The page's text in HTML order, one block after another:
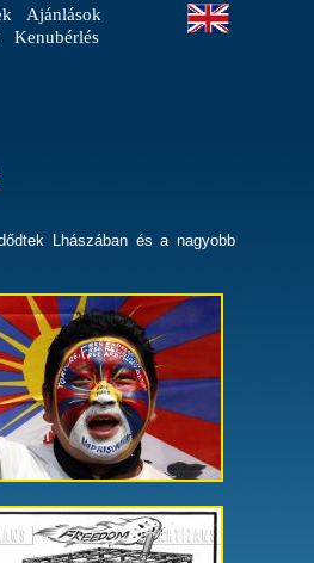
Ajánlások
Kenubérlés
Lhászában és a nagyobb